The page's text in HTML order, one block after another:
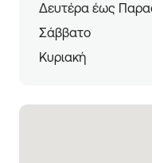
Δευτέρα έως
Σάββατο
Κυριακή